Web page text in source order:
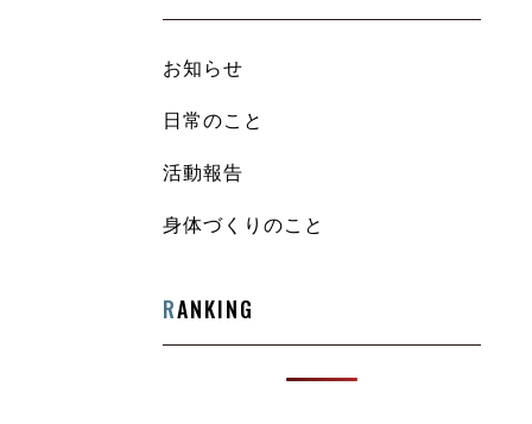
お知らせ
日常のこと
活動報告
身体づくりのこと
RANKING